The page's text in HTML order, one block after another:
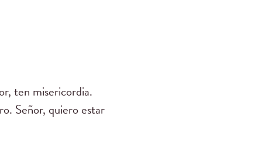
ten misericordia.
Señor, quiero estar